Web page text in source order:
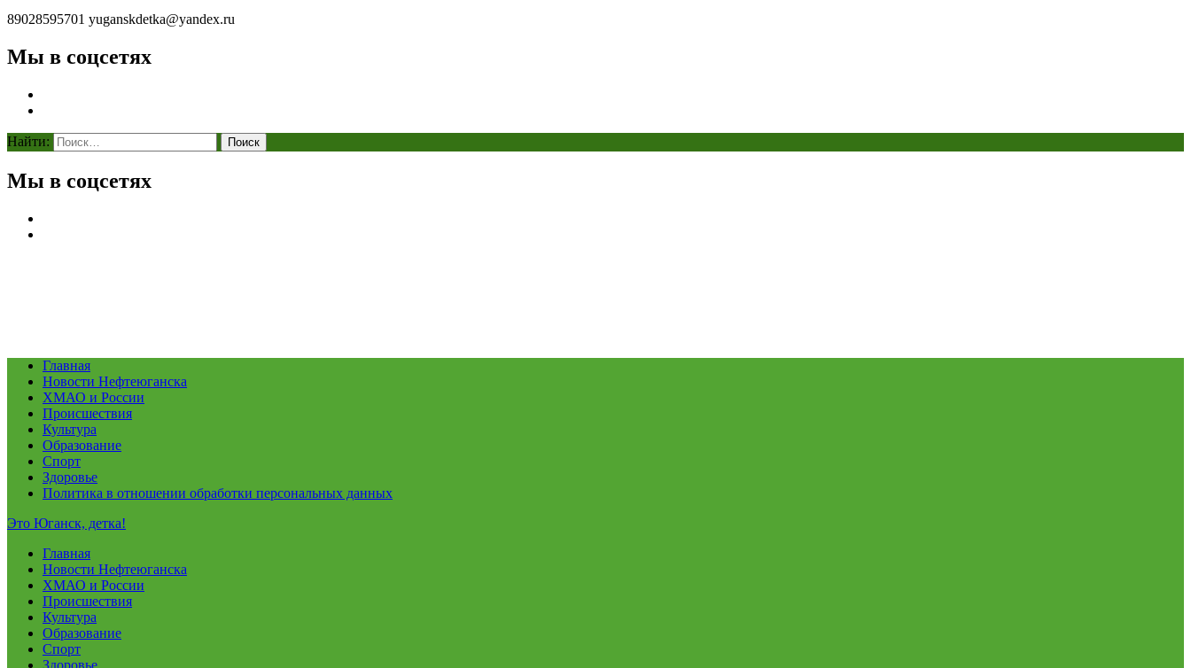
89028595701 yuganskdetka@yandex.ru
Мы в соцсетях
Найти:
Мы в соцсетях
Главная
Новости Нефтеюганска
ХМАО и России
Происшествия
Культура
Образование
Спорт
Здоровье
Политика в отношении обработки персональных данных
Это Юганск, детка!
Главная
Новости Нефтеюганска
ХМАО и России
Происшествия
Культура
Образование
Спорт
Здоровье